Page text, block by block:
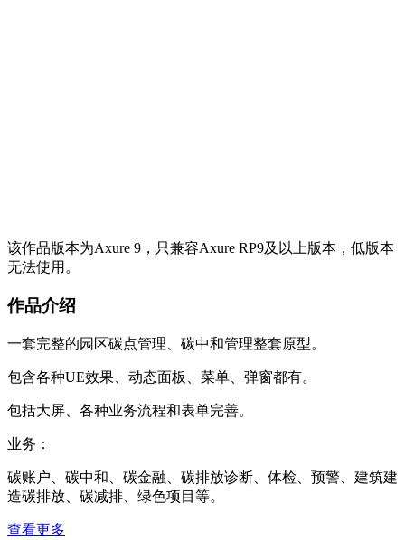
该作品版本为Axure 9，只兼容Axure RP9及以上版本，低版本
无法使用。
作品介绍
一套完整的园区碳点管理、碳中和管理整套原型。
包含各种UE效果、动态面板、菜单、弹窗都有。
包括大屏、各种业务流程和表单完善。
业务：
碳账户、碳中和、碳金融、碳排放诊断、体检、预警、建筑建
造碳排放、碳减排、绿色项目等。
查看更多